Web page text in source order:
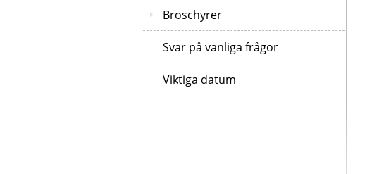
Broschyrer
Svar på vanliga frågor
Viktiga datum